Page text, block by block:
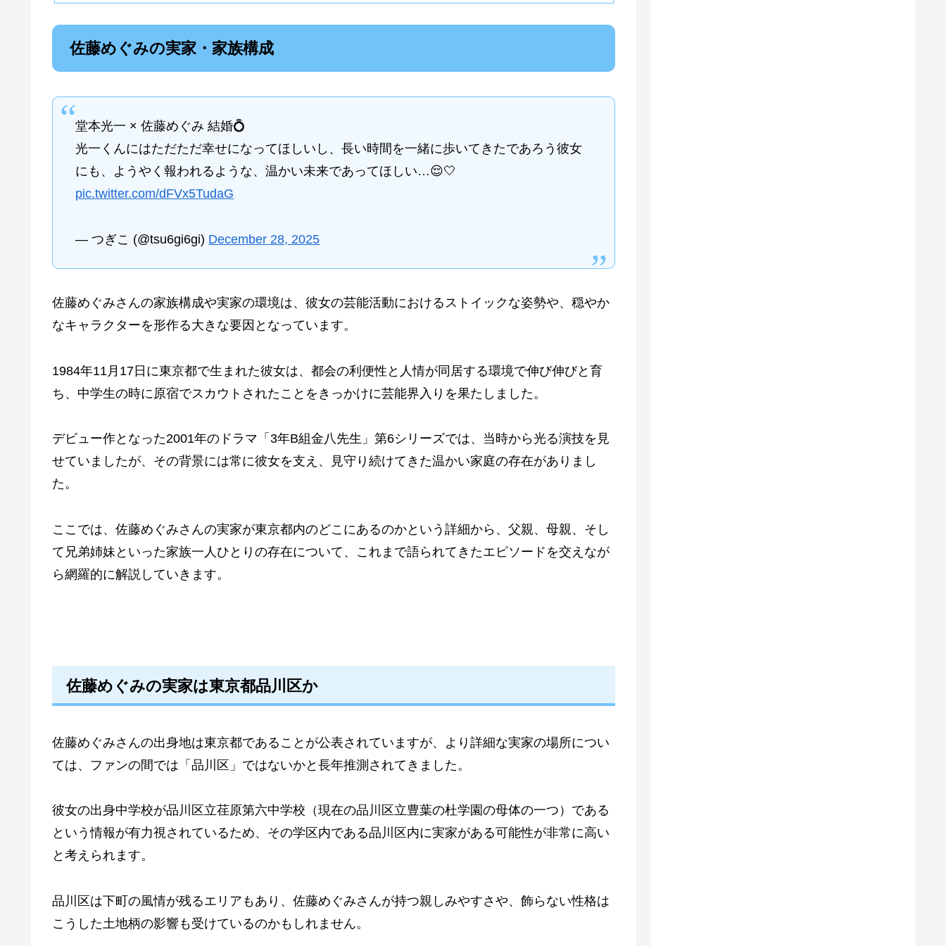
佐藤めぐみの実家・家族構成
堂本光一 × 佐藤めぐみ 結婚💍
光一くんにはただただ幸せになってほしいし、長い時間を一緒に歩いてきたであろう彼女
にも、ようやく報われるような、温かい未来であってほしい…😌🤍
pic.twitter.com/dFVx5TudaG
— つぎこ (@tsu6gi6gi) December 28, 2025
佐藤めぐみさんの家族構成や実家の環境は、彼女の芸能活動におけるストイックな姿勢や、穏やか
なキャラクターを形作る大きな要因となっています。
1984年11月17日に東京都で生まれた彼女は、都会の利便性と人情が同居する環境で伸び伸びと育
ち、中学生の時に原宿でスカウトされたことをきっかけに芸能界入りを果たしました。
デビュー作となった2001年のドラマ「3年B組金八先生」第6シリーズでは、当時から光る演技を見
せていましたが、その背景には常に彼女を支え、見守り続けてきた温かい家庭の存在がありまし
た。
ここでは、佐藤めぐみさんの実家が東京都内のどこにあるのかという詳細から、父親、母親、そし
て兄弟姉妹といった家族一人ひとりの存在について、これまで語られてきたエピソードを交えなが
ら網羅的に解説していきます。
佐藤めぐみの実家は東京都品川区か
佐藤めぐみさんの出身地は東京都であることが公表されていますが、より詳細な実家の場所につい
ては、ファンの間では「品川区」ではないかと長年推測されてきました。
彼女の出身中学校が品川区立荏原第六中学校（現在の品川区立豊葉の杜学園の母体の一つ）である
という情報が有力視されているため、その学区内である品川区内に実家がある可能性が非常に高い
と考えられます。
品川区は下町の風情が残るエリアもあり、佐藤めぐみさんが持つ親しみやすさや、飾らない性格は
こうした土地柄の影響も受けているのかもしれません。